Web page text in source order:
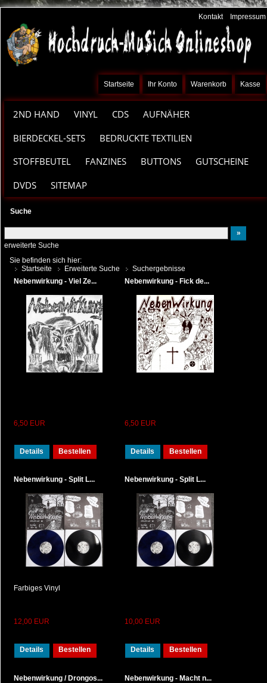
Kontakt Impressum
Kasse
Warenkorb
Ihr Konto
Startseite
2ND HAND VINYL CDS
AUFNÄHER
BIERDECKEL-SETS
BEDRUCKTE TEXTILIEN
STOFFBEUTEL
FANZINES BUTTONS
GUTSCHEINE
DVDS
SITEMAP
Suche
erweiterte Suche
Sie befinden sich hier:
Startseite
Erweiterte Suche
Suchergebnisse
Nebenwirkung - Viel Ze...
6,50 EUR
Details Bestellen
Nebenwirkung - Fick de...
6,50 EUR
Details Bestellen
Nebenwirkung - Split L...
Farbiges Vinyl
12,00 EUR
Details Bestellen
Nebenwirkung - Split L...
10,00 EUR
Details Bestellen
Nebenwirkung / Drongos... Nebenwirkung - Macht n...